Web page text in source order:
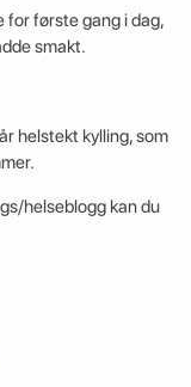
for første gang i dag,
smakt.
helstekt kylling, som
helseblogg kan du